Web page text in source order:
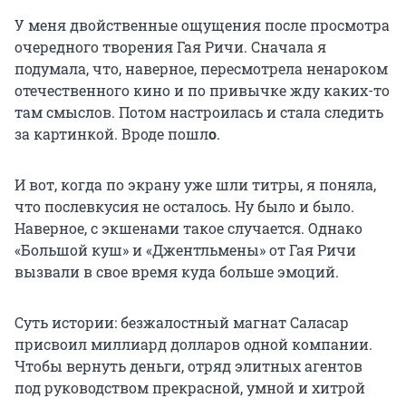
У меня двойственные ощущения после просмотра
очередного творения Гая Ричи. Сначала я
подумала, что, наверное, пересмотрела ненароком
отечественного кино и по привычке жду каких-то
там смыслов. Потом настроилась и стала следить
за картинкой. Вроде пошло.
И вот, когда по экрану уже шли титры, я поняла,
что послевкусия не осталось. Ну было и было.
Наверное, с экшенами такое случается. Однако
«Большой куш» и «Джентльмены» от Гая Ричи
вызвали в свое время куда больше эмоций.
Суть истории: безжалостный магнат Саласар
присвоил миллиард долларов одной компании.
Чтобы вернуть деньги, отряд элитных агентов
под руководством прекрасной, умной и хитрой